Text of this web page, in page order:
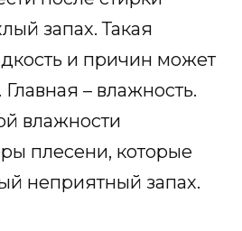
запах. Такая
и причин может
– влажность.
влажности
плесени, которые
неприятный запах.